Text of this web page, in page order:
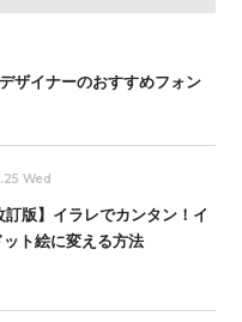
ザイナーのおすすめフォン
Wed
訂版】イラレでカンタン！イ
ト絵に変える方法